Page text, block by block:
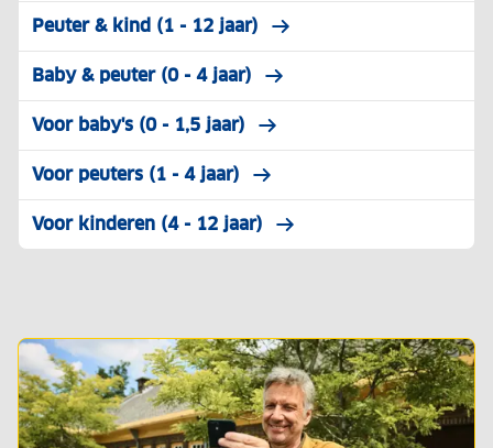
Peuter & kind (1 - 12 jaar)
Baby & peuter (0 - 4 jaar)
Voor baby's (0 - 1,5 jaar)
Voor peuters (1 - 4 jaar)
Voor kinderen (4 - 12 jaar)